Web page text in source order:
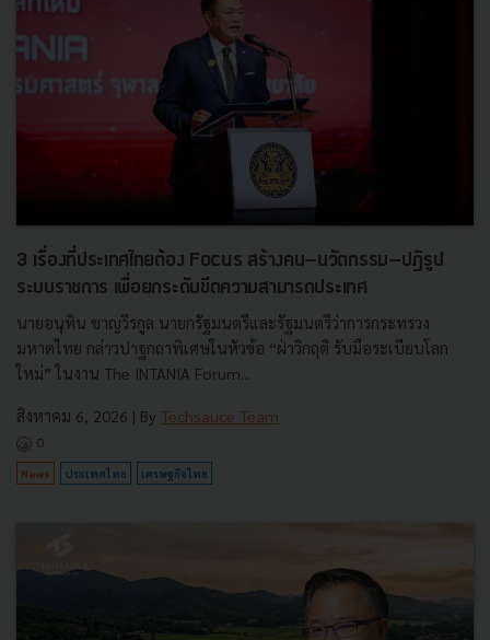
3 เรื่องที่ประเทศไทยต้อง Focus สร้างคน–นวัตกรรม–ปฏิรูป
ระบบราชการ เพื่อยกระดับขีดความสามารถประเทศ
นายอนุทิน ชาญวีรกูล นายกรัฐมนตรีและรัฐมนตรีว่าการกระทรวง
มหาดไทย กล่าวปาฐกถาพิเศษในหัวข้อ “ฝ่าวิกฤติ รับมือระเบียบโลก
ใหม่” ในงาน The INTANIA Forum...
สิงหาคม 6, 2026 | By Techsauce Team
0
News ประเทศไทย เศรษฐกิจไทย